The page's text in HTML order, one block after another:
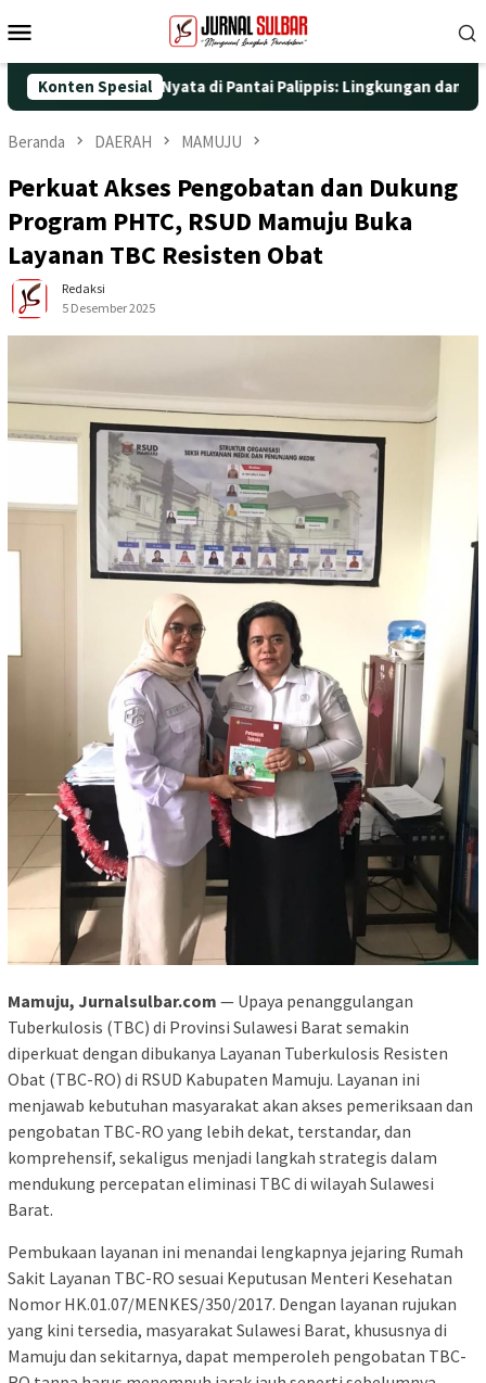
ke
Mobile
Konten Spesial
Aksi Nyata di Pantai Palippis: Lingkungan dan Kesehatan
Beranda DAERAH MAMUJU
Perkuat Akses Pengobatan dan Dukung
Program PHTC, RSUD Mamuju Buka
Layanan TBC Resisten Obat
Redaksi
5 Desember 2025
Mamuju, Jurnalsulbar.com — Upaya penanggulangan
Tuberkulosis (TBC) di Provinsi Sulawesi Barat semakin
diperkuat dengan dibukanya Layanan Tuberkulosis Resisten
Obat (TBC-RO) di RSUD Kabupaten Mamuju. Layanan ini
menjawab kebutuhan masyarakat akan akses pemeriksaan dan
pengobatan TBC-RO yang lebih dekat, terstandar, dan
komprehensif, sekaligus menjadi langkah strategis dalam
mendukung percepatan eliminasi TBC di wilayah Sulawesi
Barat.
Pembukaan layanan ini menandai lengkapnya jejaring Rumah
Sakit Layanan TBC-RO sesuai Keputusan Menteri Kesehatan
Nomor HK.01.07/MENKES/350/2017. Dengan layanan rujukan
yang kini tersedia, masyarakat Sulawesi Barat, khususnya di
Mamuju dan sekitarnya, dapat memperoleh pengobatan TBC-